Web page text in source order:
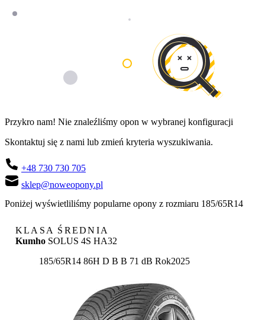
Przykro nam! Nie znaleźliśmy opon w wybranej konfiguracji
Skontaktuj się z nami lub zmień kryteria wyszukiwania.
+48 730 730 705
sklep@noweopony.pl
Poniżej wyświetliliśmy popularne opony z rozmiaru 185/65R14
KLASA ŚREDNIA
Kumho SOLUS 4S HA32
185/65R14 86H Etykieta:
D B B 71 dB Rok2025